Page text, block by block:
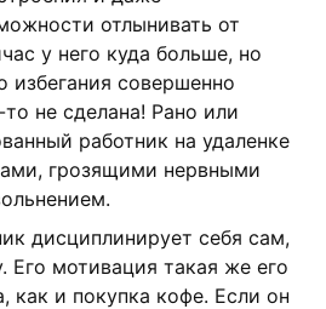
отлынивать от
у него куда больше, но
избегания совершенно
не сделана! Рано или
работник на удаленке
грозящими нервными
дисциплинирует себя сам,
Его мотивация такая же его
как и покупка кофе. Если он